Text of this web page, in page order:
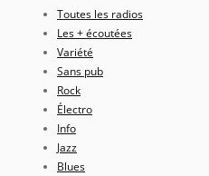
Toutes les radios
Les + écoutées
Variété
Sans pub
Rock
Électro
Info
Jazz
Blues